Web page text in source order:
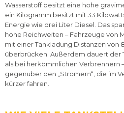
Wasserstoff besitzt eine hohe
ein Kilogramm besitzt mit 33
Energie wie drei Liter Diesel. Das
hohe Reichweiten – Fahrzeuge von
mit einer Tankladung Distanzen von
überbrücken. Außerdem dauert der
als bei herkömmlichen Verbrennern
gegenüber den „Stromern“, die im
kürzer fahren.